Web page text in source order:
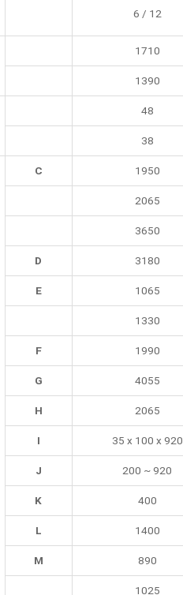
6 / 12
1710
1390
48
38
C 1950
2065
3650
D 3180
E 1065
1330
F 1990
G 4055
H 2065
I 35 x 100 x 920
J 200 ~ 920
K 400
L 1400
M 890
1025